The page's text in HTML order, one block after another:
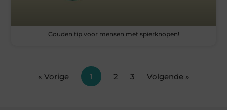
Gouden tip voor mensen met spierknopen!
« Vorige 1 2 3 Volgende »